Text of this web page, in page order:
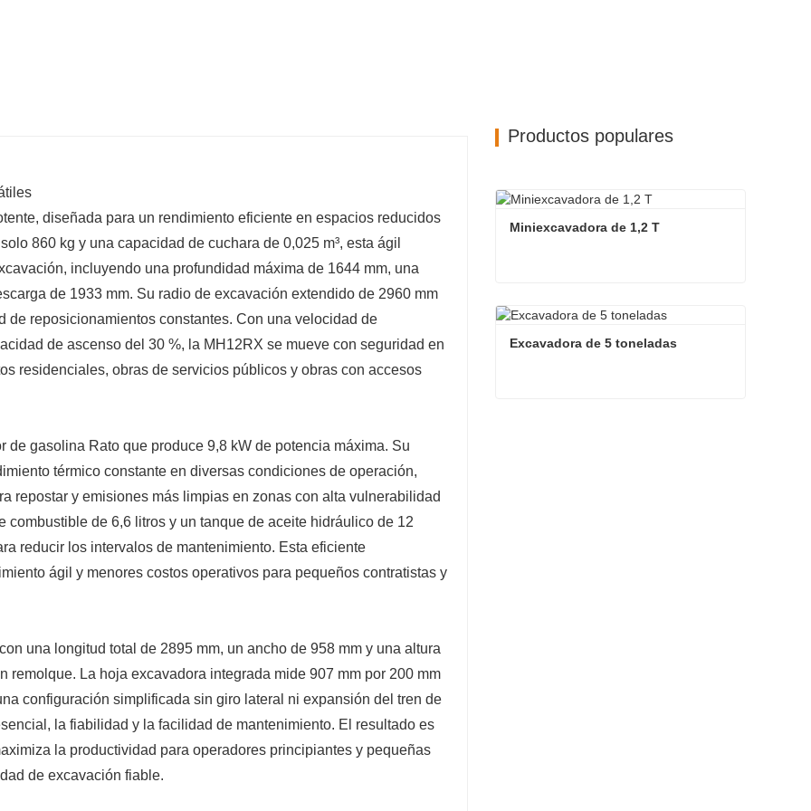
diseñada para un rendimiento eficiente en espacios reducidos
860 kg y una capacidad de cuchara de 0,025 m³, esta ágil
incluyendo una profundidad máxima de 1644 mm, una
de 1933 mm. Su radio de excavación extendido de 2960 mm
reposicionamientos constantes. Con una velocidad de
de ascenso del 30 %, la MH12RX se mueve con seguridad en
residenciales, obras de servicios públicos y obras con accesos
gasolina Rato que produce 9,8 kW de potencia máxima. Su
térmico constante en diversas condiciones de operación,
repostar y emisiones más limpias en zonas con alta vulnerabilidad
de 6,6 litros y un tanque de aceite hidráulico de 12
reducir los intervalos de mantenimiento. Esta eficiente
ágil y menores costos operativos para pequeños contratistas y
una longitud total de 2895 mm, un ancho de 958 mm y una altura
remolque. La hoja excavadora integrada mide 907 mm por 200 mm
configuración simplificada sin giro lateral ni expansión del tren de
la fiabilidad y la facilidad de mantenimiento. El resultado es
la productividad para operadores principiantes y pequeñas
de excavación fiable.
Productos populares
Miniexcavadora de 1,2 T
Miniexcavadora de 1,2 T
Contacta ahora
Excavadora de 5 toneladas